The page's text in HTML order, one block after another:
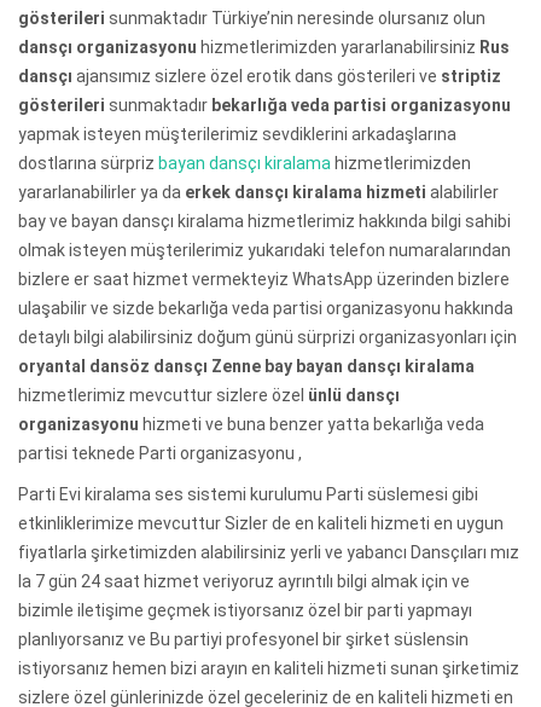
gösterileri sunmaktadır Türkiye’nin neresinde olursanız olun
dansçı organizasyonu hizmetlerimizden yararlanabilirsiniz Rus
dansçı ajansımız sizlere özel erotik dans gösterileri ve striptiz
gösterileri sunmaktadır bekarlığa veda partisi organizasyonu
yapmak isteyen müşterilerimiz sevdiklerini arkadaşlarına
dostlarına sürpriz bayan dansçı kiralama hizmetlerimizden
yararlanabilirler ya da erkek dansçı kiralama hizmeti alabilirler
bay ve bayan dansçı kiralama hizmetlerimiz hakkında bilgi sahibi
olmak isteyen müşterilerimiz yukarıdaki telefon numaralarından
bizlere er saat hizmet vermekteyiz WhatsApp üzerinden bizlere
ulaşabilir ve sizde bekarlığa veda partisi organizasyonu hakkında
detaylı bilgi alabilirsiniz doğum günü sürprizi organizasyonları için
oryantal dansöz dansçı Zenne bay bayan dansçı kiralama
hizmetlerimiz mevcuttur sizlere özel ünlü dansçı
organizasyonu hizmeti ve buna benzer yatta bekarlığa veda
partisi teknede Parti organizasyonu ,
Parti Evi kiralama ses sistemi kurulumu Parti süslemesi gibi
etkinliklerimize mevcuttur Sizler de en kaliteli hizmeti en uygun
fiyatlarla şirketimizden alabilirsiniz yerli ve yabancı Dansçıları mız
la 7 gün 24 saat hizmet veriyoruz ayrıntılı bilgi almak için ve
bizimle iletişime geçmek istiyorsanız özel bir parti yapmayı
planlıyorsanız ve Bu partiyi profesyonel bir şirket süslensin
istiyorsanız hemen bizi arayın en kaliteli hizmeti sunan şirketimiz
sizlere özel günlerinizde özel geceleriniz de en kaliteli hizmeti en